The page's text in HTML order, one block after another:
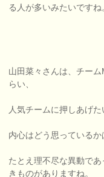
る人が多いみたいですね
山田菜々さんは、チー
らい、
人気チームに押しあげ
内心はどう思っているか
たとえ理不尽な異動で
きものがありますね。